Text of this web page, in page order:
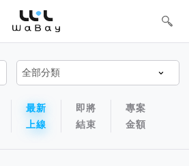
WaBay 挖貝 | 台灣最值得信賴的群眾
集資 / 群眾募資平台
最新
上線
即將
結束
專案
金額